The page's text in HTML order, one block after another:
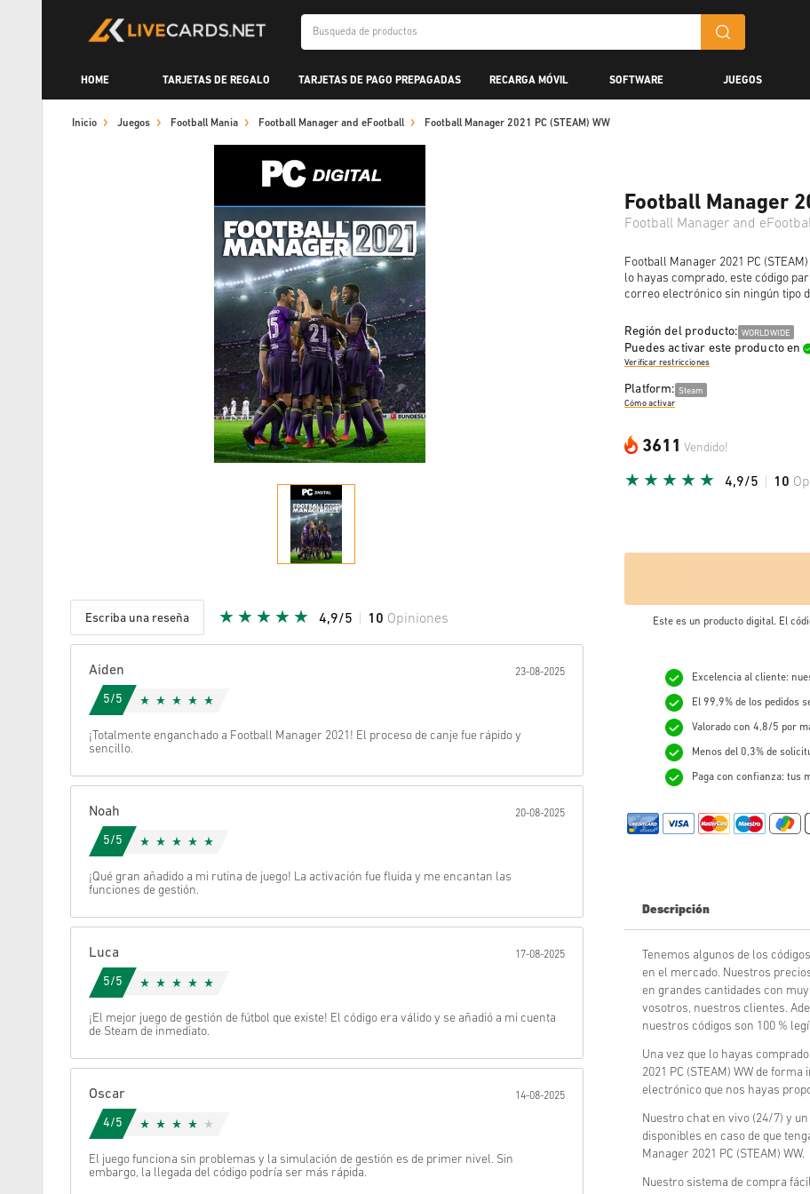
HOME TARJETAS DE REGALO TARJETAS DE PAGO PREPAGADAS RECARGA MÓVIL SOFTWARE JUEGOS
Inicio Juegos Football Mania Football Manager and eFootball Football Manager 2021 PC (STEAM) WW
Escriba una reseña 4,9/5 10 Opiniones
Cancelar
Aiden 23-08-2025
5/5
¡Totalmente enganchado a Football Manager 2021! El proceso de canje fue rápido y
sencillo.
Noah 20-08-2025
5/5
¡Qué gran añadido a mi rutina de juego! La activación fue fluida y me encantan las
funciones de gestión.
Luca 17-08-2025
5/5
¡El mejor juego de gestión de fútbol que existe! El código era válido y se añadió a mi cuenta
de Steam de inmediato.
Oscar 14-08-2025
4/5
El juego funciona sin problemas y la simulación de gestión es de primer nivel. Sin
embargo, la llegada del código podría ser más rápida.
Football Manager
Football Manager and
Football Manager 2021 PC
lo hayas comprado, este código
correo electrónico sin ningún tipo
Región del producto: WORLDWIDE
Puedes activar este producto en
Verificar restricciones
Platform: Steam
Cómo activar
3611 Vendido!
4,9/5 10
Este es un producto digital. El
Excelencia al cliente:
El 99,9% de los pedidos
Valorado con 4,8/5 por
Menos del 0,3% de
Paga con confianza: tus
Descripción
Tenemos algunos de los
en el mercado. Nuestros
en grandes cantidades con
vosotros, nuestros clientes.
nuestros códigos son 100 %
Una vez que lo hayas
2021 PC (STEAM) WW de
electrónico que nos hayas
Nuestro chat en vivo (24/7) y
disponibles en caso de que
Manager 2021 PC (STEAM) WW.
Nuestro sistema de compra